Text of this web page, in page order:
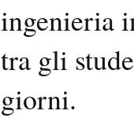
ingenieria
tra gli
giorni.